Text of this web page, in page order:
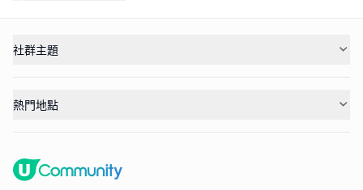
社群主題
熱門地點